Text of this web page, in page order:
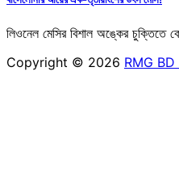
লিওনেল মেসির বিশাল অঙ্কের চুক্তিতে
Copyright © 2026 RMG